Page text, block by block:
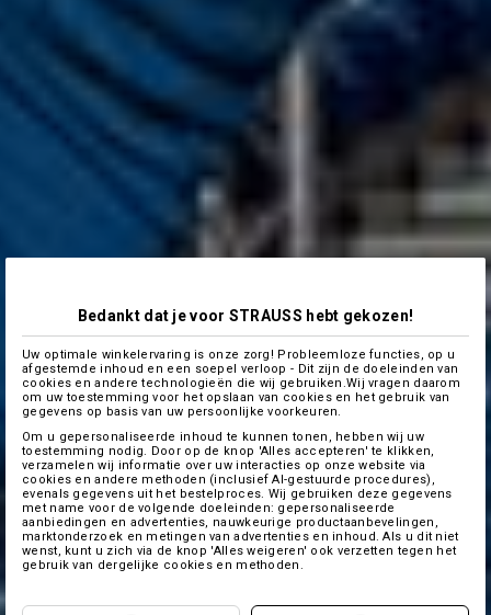
Bedankt dat je voor STRAUSS hebt gekozen!
Uw optimale winkelervaring is onze zorg! Probleemloze functies, op u
afgestemde inhoud en een soepel verloop - Dit zijn de doeleinden van
cookies en andere technologieën die wij gebruiken.Wij vragen daarom
om uw toestemming voor het opslaan van cookies en het gebruik van
gegevens op basis van uw persoonlijke voorkeuren.
Om u gepersonaliseerde inhoud te kunnen tonen, hebben wij uw
toestemming nodig. Door op de knop 'Alles accepteren' te klikken,
verzamelen wij informatie over uw interacties op onze website via
cookies en andere methoden (inclusief AI-gestuurde procedures),
evenals gegevens uit het bestelproces. Wij gebruiken deze gegevens
met name voor de volgende doeleinden: gepersonaliseerde
aanbiedingen en advertenties, nauwkeurige productaanbevelingen,
marktonderzoek en metingen van advertenties en inhoud. Als u dit niet
wenst, kunt u zich via de knop 'Alles weigeren' ook verzetten tegen het
gebruik van dergelijke cookies en methoden.